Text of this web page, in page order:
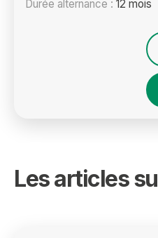
Durée alternance : 12 mois
Les articles